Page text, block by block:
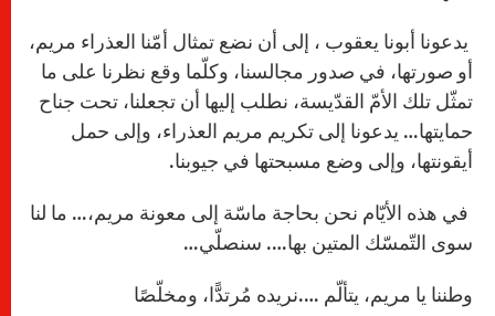
يدعونا أبونا يعقوب ، إلى أن نضع تمثال أمّنا العذراء مريم،
أو صورتها، في صدور مجالسنا، وكلّما وقع نظرنا على ما
تمثّل تلك الأمّ القدّيسة، نطلب إليها أن تجعلنا، تحت جناح
حمايتها… يدعونا إلى تكريم مريم العذراء، وإلى حمل
أيقونتها، وإلى وضع مسبحتها في جيوبنا.
في هذه الأيّام نحن بحاجة ماسّة إلى معونة مريم،… ما لنا
سوى التّمسّك المتين بها…. سنصلّي…
وطننا يا مريم، يتألّم ….نريده مُرتدًّا، ومخلّصًا